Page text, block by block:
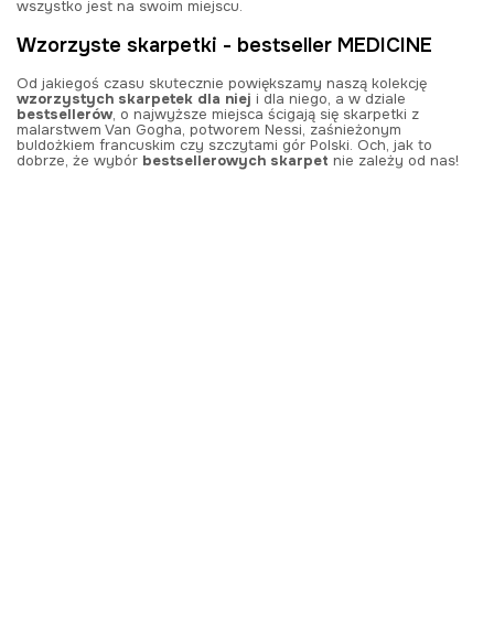
wszystko jest na swoim miejscu.
Wzorzyste skarpetki - bestseller MEDICINE
Od jakiegoś czasu skutecznie powiększamy naszą kolekcję
wzorzystych skarpetek dla niej i dla niego, a w dziale
bestsellerów, o najwyższe miejsca ścigają się skarpetki z
malarstwem Van Gogha, potworem Nessi, zaśnieżonym
buldożkiem francuskim czy szczytami gór Polski. Och, jak to
dobrze, że wybór bestsellerowych skarpet nie zależy od nas!